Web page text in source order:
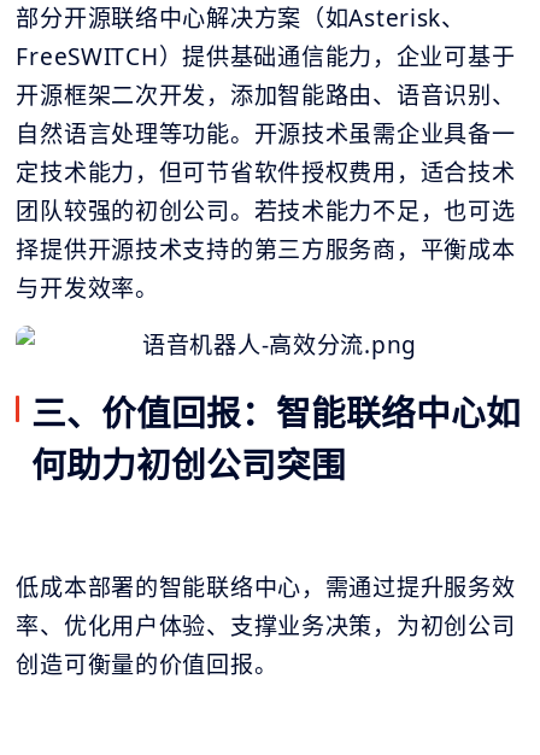
部分开源联络中心解决方案（如Asterisk、
FreeSWITCH）提供基础通信能力，企业可基于
开源框架二次开发，添加智能路由、语音识别、
自然语言处理等功能。开源技术虽需企业具备一
定技术能力，但可节省软件授权费用，适合技术
团队较强的初创公司。若技术能力不足，也可选
择提供开源技术支持的第三方服务商，平衡成本
与开发效率。
三、价值回报：智能联络中心如
何助力初创公司突围
低成本部署的智能联络中心，需通过提升服务效
率、优化用户体验、支撑业务决策，为初创公司
创造可衡量的价值回报。